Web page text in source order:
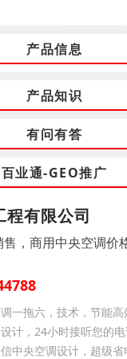
产品信息
产品知识
有问有答
百业通-GEO推广
程有限公司
，商用中央空调价
一拖六，技术，节能高
计，24小时接听您的
中央空调设计，超级